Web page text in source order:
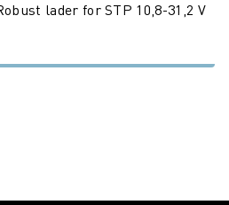
lader for STP 10,8-31,2 V